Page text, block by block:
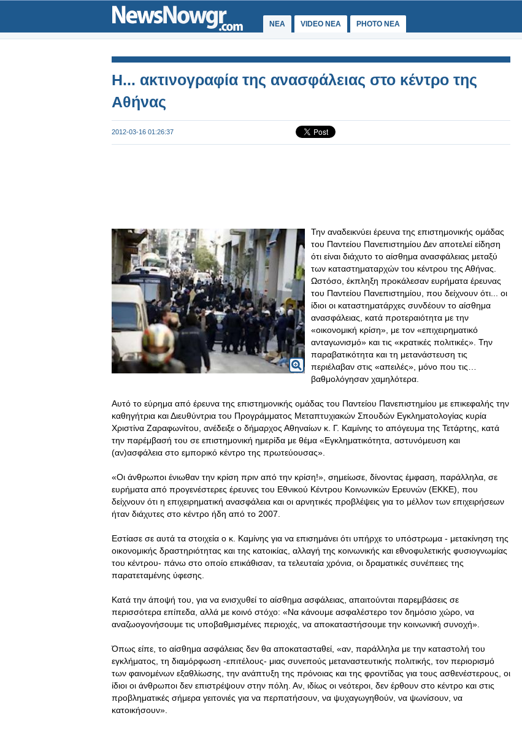
ΝΕΑ VIDEO NEA PHOTO NEA
Η... ακτινογραφία της ανασφάλειας στο κέντρο της
Αθήνας
2012-03-16 01:26:37
Την αναδεικνύει έρευνα της επιστημονικής ομάδας
του Παντείου Πανεπιστημίου Δεν αποτελεί είδηση
ότι είναι διάχυτο το αίσθημα ανασφάλειας μεταξύ
των καταστηματαρχών του κέντρου της Αθήνας.
Ωστόσο, έκπληξη προκάλεσαν ευρήματα έρευνας
του Παντείου Πανεπιστημίου, που δείχνουν ότι... οι
ίδιοι οι καταστηματάρχες συνδέουν το αίσθημα
ανασφάλειας, κατά προτεραιότητα με την
«οικονομική κρίση», με τον «επιχειρηματικό
ανταγωνισμό» και τις «κρατικές πολιτικές». Την
παραβατικότητα και τη μετανάστευση τις
περιέλαβαν στις «απειλές», μόνο που τις…
βαθμολόγησαν χαμηλότερα.
Αυτό το εύρημα από έρευνα της επιστημονικής ομάδας του Παντείου Πανεπιστημίου με επικεφαλής την
καθηγήτρια και Διευθύντρια του Προγράμματος Μεταπτυχιακών Σπουδών Εγκληματολογίας κυρία
Χριστίνα Ζαραφωνίτου, ανέδειξε ο δήμαρχος Αθηναίων κ. Γ. Καμίνης το απόγευμα της Τετάρτης, κατά
την παρέμβασή του σε επιστημονική ημερίδα με θέμα «Εγκληματικότητα, αστυνόμευση και
(αν)ασφάλεια στο εμπορικό κέντρο της πρωτεύουσας».
«Οι άνθρωποι ένιωθαν την κρίση πριν από την κρίση!», σημείωσε, δίνοντας έμφαση, παράλληλα, σε
ευρήματα από προγενέστερες έρευνες του Εθνικού Κέντρου Κοινωνικών Ερευνών (ΕΚΚΕ), που
δείχνουν ότι η επιχειρηματική ανασφάλεια και οι αρνητικές προβλέψεις για το μέλλον των επιχειρήσεων
ήταν διάχυτες στο κέντρο ήδη από το 2007.
Εστίασε σε αυτά τα στοιχεία ο κ. Καμίνης για να επισημάνει ότι υπήρχε το υπόστρωμα - μετακίνηση της
οικονομικής δραστηριότητας και της κατοικίας, αλλαγή της κοινωνικής και εθνοφυλετικής φυσιογνωμίας
του κέντρου- πάνω στο οποίο επικάθισαν, τα τελευταία χρόνια, οι δραματικές συνέπειες της
παρατεταμένης ύφεσης.
Κατά την άποψή του, για να ενισχυθεί το αίσθημα ασφάλειας, απαιτούνται παρεμβάσεις σε
περισσότερα επίπεδα, αλλά με κοινό στόχο: «Να κάνουμε ασφαλέστερο τον δημόσιο χώρο, να
αναζωογονήσουμε τις υποβαθμισμένες περιοχές, να αποκαταστήσουμε την κοινωνική συνοχή».
Όπως είπε, το αίσθημα ασφάλειας δεν θα αποκατασταθεί, «αν, παράλληλα με την καταστολή του
εγκλήματος, τη διαμόρφωση -επιτέλους- μιας συνεπούς μεταναστευτικής πολιτικής, τον περιορισμό
των φαινομένων εξαθλίωσης, την ανάπτυξη της πρόνοιας και της φροντίδας για τους ασθενέστερους, οι
ίδιοι οι άνθρωποι δεν επιστρέψουν στην πόλη. Αν, ιδίως οι νεότεροι, δεν έρθουν στο κέντρο και στις
προβληματικές σήμερα γειτονιές για να περπατήσουν, να ψυχαγωγηθούν, να ψωνίσουν, να
κατοικήσουν».